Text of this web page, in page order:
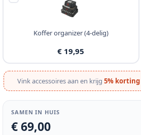
Koffer organizer (4-delig)
€ 19,95
Vink accessoires aan en krijg5% korting
SAMEN IN HUIS
€ 69,00